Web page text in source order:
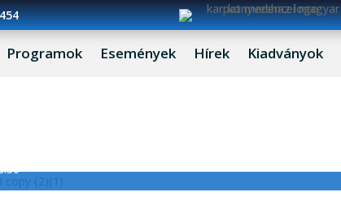
Programok Események Hírek Kiadványok